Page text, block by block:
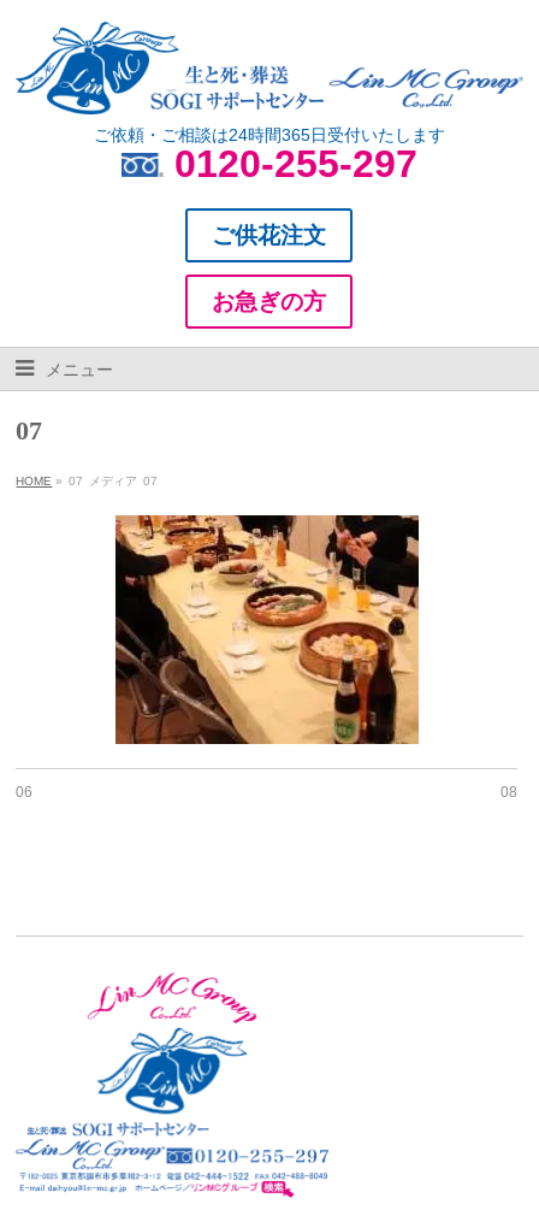
ご依頼・ご相談は24時間365日受付いたします
0120-255-297
ご供花注文
お急ぎの方
メニュー
07
HOME » 07 メディア 07
06 08